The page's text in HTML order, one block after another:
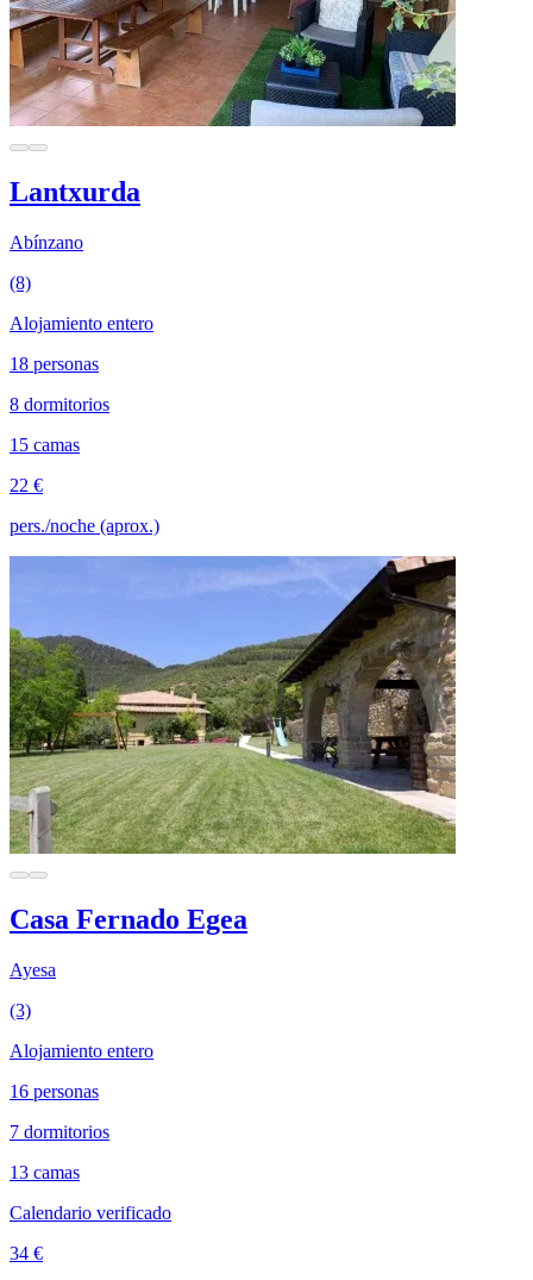
Lantxurda
Abínzano
(8)
Alojamiento entero
18 personas
8 dormitorios
15 camas
22 €
pers./noche (aprox.)
Casa Fernado Egea
Ayesa
(3)
Alojamiento entero
16 personas
7 dormitorios
13 camas
Calendario verificado
34 €